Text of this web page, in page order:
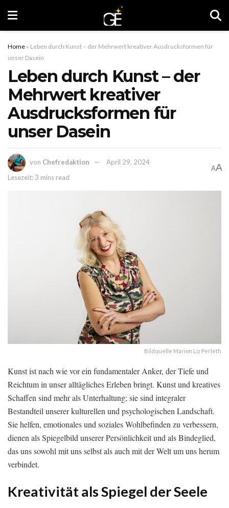
Home » Leben durch Kunst – der Mehrwert kreativer Ausdrucksformen für
unser Dasein
Leben durch Kunst – der
Mehrwert kreativer
Ausdrucksformen für
unser Dasein
von Chefredaktion
April 29, 2024
Lesezeit: 3 mins read
AA
Bildquelle Marion Liz Perleth
Kunst ist nach wie vor ein fundamentaler Anker, der Tiefe und
Reichtum in unser alltägliches Erleben bringt. Kunst und kreatives
Schaffen sind mehr als Unterhaltung; sie sind integraler
Bestandteil unserer kulturellen und psychologischen Landschaft.
Sie helfen, emotionales und soziales Wohlbefinden zu verbessern,
dienen als Spiegelbild unserer Persönlichkeit und als Bindeglied,
das uns sowohl mit uns selbst als auch mit der Welt um uns herum
verbindet.
Kreativität als Spiegel der Seele